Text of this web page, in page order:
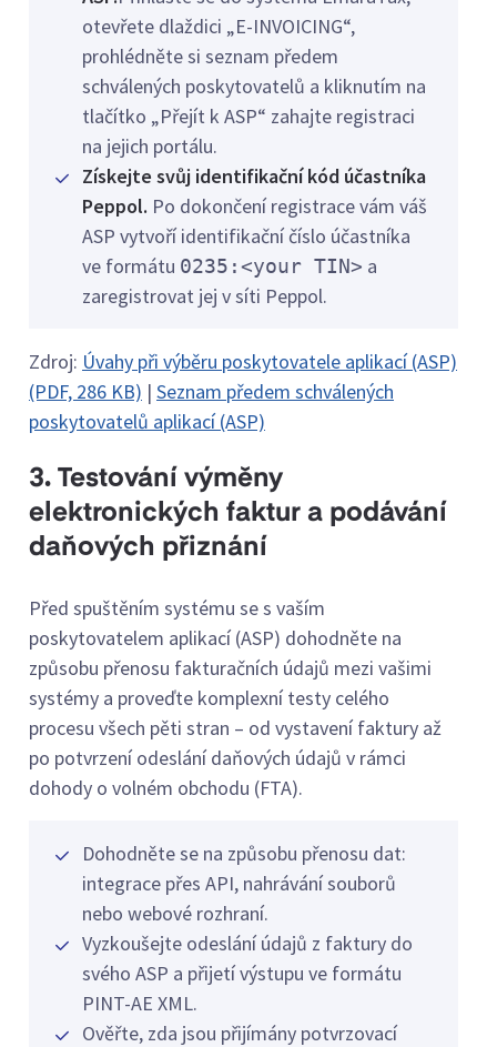
otevřete dlaždici „E-INVOICING“,
prohlédněte si seznam předem
schválených poskytovatelů a kliknutím na
tlačítko „Přejít k ASP“ zahajte registraci
na jejich portálu.
Získejte svůj identifikační kód účastníka
Peppol. Po dokončení registrace vám váš
ASP vytvoří identifikační číslo účastníka
ve formátu 0235:<your TIN> a
zaregistrovat jej v síti Peppol.
Zdroj: Úvahy při výběru poskytovatele aplikací (ASP)
(PDF, 286 KB) | Seznam předem schválených
poskytovatelů aplikací (ASP)
3. Testování výměny
elektronických faktur a podávání
daňových přiznání
Před spuštěním systému se s vaším
poskytovatelem aplikací (ASP) dohodněte na
způsobu přenosu fakturačních údajů mezi vašimi
systémy a proveďte komplexní testy celého
procesu všech pěti stran – od vystavení faktury až
po potvrzení odeslání daňových údajů v rámci
dohody o volném obchodu (FTA).
Dohodněte se na způsobu přenosu dat:
integrace přes API, nahrávání souborů
nebo webové rozhraní.
Vyzkoušejte odeslání údajů z faktury do
svého ASP a přijetí výstupu ve formátu
PINT-AE XML.
Ověřte, zda jsou přijímány potvrzovací